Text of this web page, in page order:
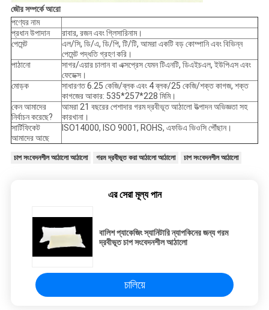
জৌর সম্পর্কে আরো
পণ্যের নাম
প্রধান উপাদান
রাবার, রজন এবং গ্লিসারিনাম।
পেমেন্ট
এল/সি, ডি/এ, ডি/পি, টি/টি, আমরা একটি বড় কোম্পানি এবং বিভিন্ন
পেমেন্ট পদ্ধতি গ্রহণ করি।
পাঠানো
সাগর/এয়ার চালান বা এক্সপ্রেস যেমন টিএনটি, ডিএইচএল, ইউপিএস এবং
ফেডেক্স।
মোড়ক
সাধারণত 6.25 কেজি/ব্লক এবং 4 ব্লক/25 কেজি/শক্ত কাগজ, শক্ত
কাগজের আকার: 535*257*228 মিমি।
কেন আমাদের
নির্বাচন করেছে?
আমরা 21 বছরের পেশাদার গরম দ্রবীভূত আঠালো উত্পাদন অভিজ্ঞতা সহ
কারখানা।
সার্টিফিকেট
আমাদের আছে
ISO14000, ISO 9001, ROHS, এফডিএ ভিওসি পৌঁছান।
চাপ সংবেদনশীল আঠালো আঠালো গরম দ্রবীভূত করা আঠালো আঠালো চাপ সংবেদনশীল আঠালো
এর সেরা মূল্য পান
বালিশ প্যাকেজিং স্যানিটারি ন্যাপকিনের জন্য গরম
দ্রবীভূত চাপ সংবেদনশীল আঠালো
চালিয়ে